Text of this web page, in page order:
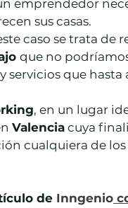
emprendedor
sus casas.
caso se trata de
que no
servicios que hasta
, en un lugar
Valencia cuya
cualquiera de
de Inngenio